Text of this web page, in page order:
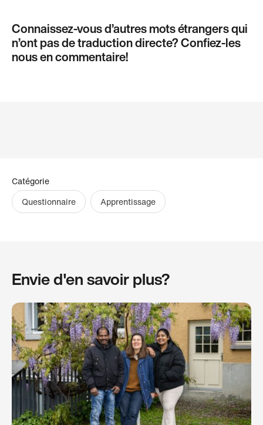
Connaissez-vous d’autres mots étrangers qui
n’ont pas de traduction directe? Confiez-les
nous en commentaire!
Catégorie
Questionnaire
Apprentissage
Envie d'en savoir plus?